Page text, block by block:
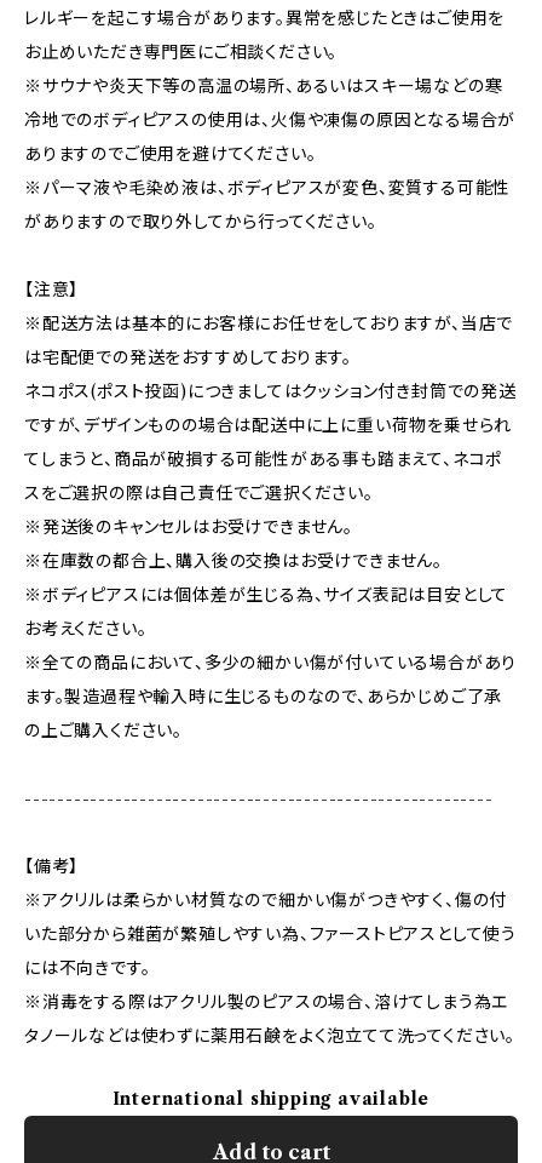
レルギーを起こす場合があります。異常を感じたときはご使用を
お止めいただき専門医にご相談ください。
※サウナや炎天下等の高温の場所、あるいはスキー場などの寒
冷地でのボディピアスの使用は、火傷や凍傷の原因となる場合が
ありますのでご使用を避けてください。
※パーマ液や毛染め液は、ボディピアスが変色、変質する可能性
がありますので取り外してから行ってください。
【注意】
※配送方法は基本的にお客様にお任せをしておりますが、当店で
は宅配便での発送をおすすめしております。
ネコポス(ポスト投函)につきましてはクッション付き封筒での発送
ですが、デザインものの場合は配送中に上に重い荷物を乗せられ
てしまうと、商品が破損する可能性がある事も踏まえて、ネコポ
スをご選択の際は自己責任でご選択ください。
※発送後のキャンセルはお受けできません。
※在庫数の都合上、購入後の交換はお受けできません。
※ボディピアスには個体差が生じる為、サイズ表記は目安として
お考えください。
※全ての商品において、多少の細かい傷が付いている場合があり
ます。製造過程や輸入時に生じるものなので、あらかじめご了承
の上ご購入ください。
---------------------------------------------------------
【備考】
※アクリルは柔らかい材質なので細かい傷がつきやすく、傷の付
いた部分から雑菌が繁殖しやすい為、ファーストピアスとして使う
には不向きです。
※消毒をする際はアクリル製のピアスの場合、溶けてしまう為エ
タノールなどは使わずに薬用石鹸をよく泡立てて洗ってください。
International shipping available
Add to cart